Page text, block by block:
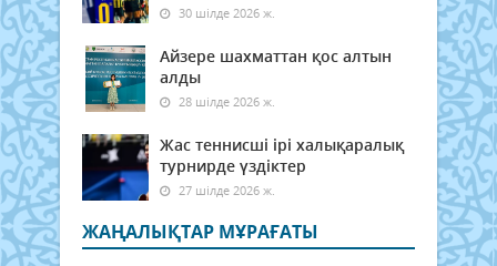
30 шілде 2026 ж.
Айзере шахматтан қос алтын
алды
28 шілде 2026 ж.
Жас теннисші ірі халықаралық
турнирде үздіктер
27 шілде 2026 ж.
ЖАҢАЛЫҚТАР МҰРАҒАТЫ